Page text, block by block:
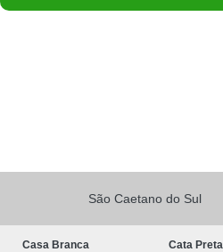
São Caetano do Sul
Casa Branca Cata Preta